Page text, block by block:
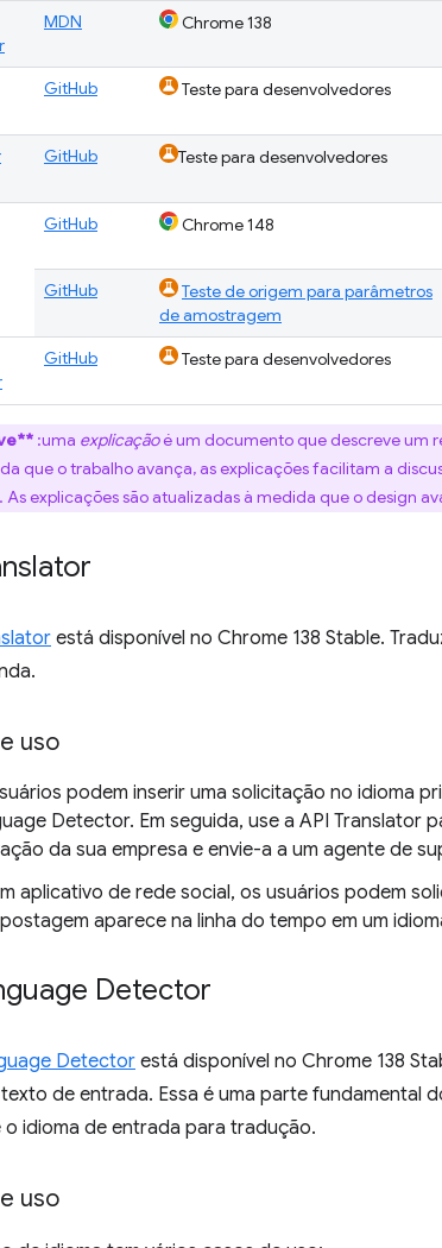
MDN Chrome 138
GitHub Teste para desenvolvedores
GitHub Teste para desenvolvedores
GitHub Chrome 148
GitHub
Teste de origem para parâmetros
de amostragem
GitHub Teste para desenvolvedores
:uma explicaçãoé um documento que descreve um
que o trabalho avança, as explicações facilitam a
As explicações são atualizadas à medida que o design
está disponível no Chrome 138 Stable.
uso
podem inserir uma solicitação no idioma
Detector. Em seguida, use a API Translator
da sua empresa e envie-a a um agente de
aplicativo de rede social, os usuários podem
aparece na linha do tempo em um
Detector
Detector está disponível no Chrome 138
de entrada. Essa é uma parte fundamental
o idioma de entrada para tradução.
uso